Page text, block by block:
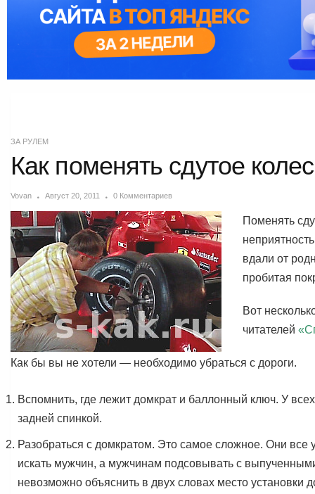
ЗА РУЛЕМ
Как поменять сдутое
Vovan Август 20, 2011 0 Комментариев
Поменять
вдали от
пробитая
Вот
читателей
Как бы вы не хотели — необходимо убраться с дороги.
Вспомнить, где лежит домкрат и баллонный ключ. У
задней спинкой.
Разобраться с домкратом. Это самое сложное. Они
искать мужчин, а мужчинам подсовывать с
невозможно объяснить в двух словах место установки